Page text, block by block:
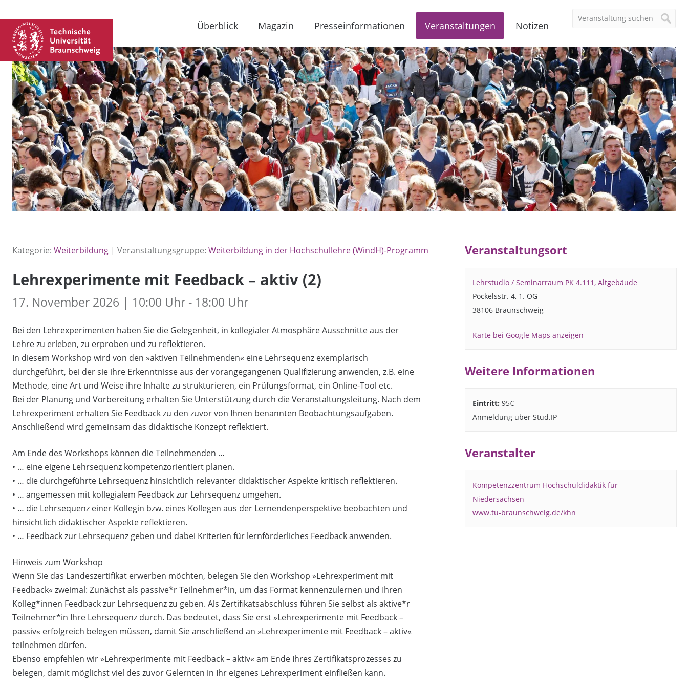
Überblick Magazin Presseinformationen Veranstaltungen Notizen
Kategorie: Weiterbildung | Veranstaltungsgruppe: Weiterbildung in der Hochschullehre (WindH)-Programm
Lehrexperimente mit Feedback – aktiv (2)
17. November 2026 | 10:00 Uhr - 18:00 Uhr
Bei den Lehrexperimenten haben Sie die Gelegenheit, in kollegialer Atmosphäre Ausschnitte aus der
Lehre zu erleben, zu erproben und zu reflektieren.
In diesem Workshop wird von den »aktiven Teilnehmenden« eine Lehrsequenz exemplarisch
durchgeführt, bei der sie ihre Erkenntnisse aus der vorangegangenen Qualifizierung anwenden, z.B. eine
Methode, eine Art und Weise ihre Inhalte zu strukturieren, ein Prüfungsformat, ein Online-Tool etc.
Bei der Planung und Vorbereitung erhalten Sie Unterstützung durch die Veranstaltungsleitung. Nach dem
Lehrexperiment erhalten Sie Feedback zu den zuvor von Ihnen benannten Beobachtungsaufgaben.
Anschließend wird gemeinsam das didaktische Konzept reflektiert.
Am Ende des Workshops können die Teilnehmenden …
• … eine eigene Lehrsequenz kompetenzorientiert planen.
• … die durchgeführte Lehrsequenz hinsichtlich relevanter didaktischer Aspekte kritisch reflektieren.
• … angemessen mit kollegialem Feedback zur Lehrsequenz umgehen.
• … die Lehrsequenz einer Kollegin bzw. eines Kollegen aus der Lernendenperspektive beobachten und
hinsichtlich didaktischer Aspekte reflektieren.
• … Feedback zur Lehrsequenz geben und dabei Kriterien für lernförderliches Feedback anwenden.
Hinweis zum Workshop
Wenn Sie das Landeszertifikat erwerben möchten, belegen Sie den Workshop »Lehrexperiment mit
Feedback« zweimal: Zunächst als passive*r Teilnehmer*in, um das Format kennenzulernen und Ihren
Kolleg*innen Feedback zur Lehrsequenz zu geben. Als Zertifikatsabschluss führen Sie selbst als aktive*r
Teilnehmer*in Ihre Lehrsequenz durch. Das bedeutet, dass Sie erst »Lehrexperimente mit Feedback –
passiv« erfolgreich belegen müssen, damit Sie anschließend an »Lehrexperimente mit Feedback – aktiv«
teilnehmen dürfen.
Ebenso empfehlen wir »Lehrexperimente mit Feedback – aktiv« am Ende Ihres Zertifikatsprozesses zu
belegen, damit möglichst viel des zuvor Gelernten in Ihr eigenes Lehrexperiment einfließen kann.
Veranstaltungsort
Lehrstudio / Seminarraum PK 4.111, Altgebäude
Pockelsstr. 4, 1. OG
38106 Braunschweig
Karte bei Google Maps anzeigen
Weitere Informationen
Eintritt: 95€
Anmeldung über Stud.IP
Veranstalter
Kompetenzzentrum Hochschuldidaktik für
Niedersachsen
www.tu-braunschweig.de/khn